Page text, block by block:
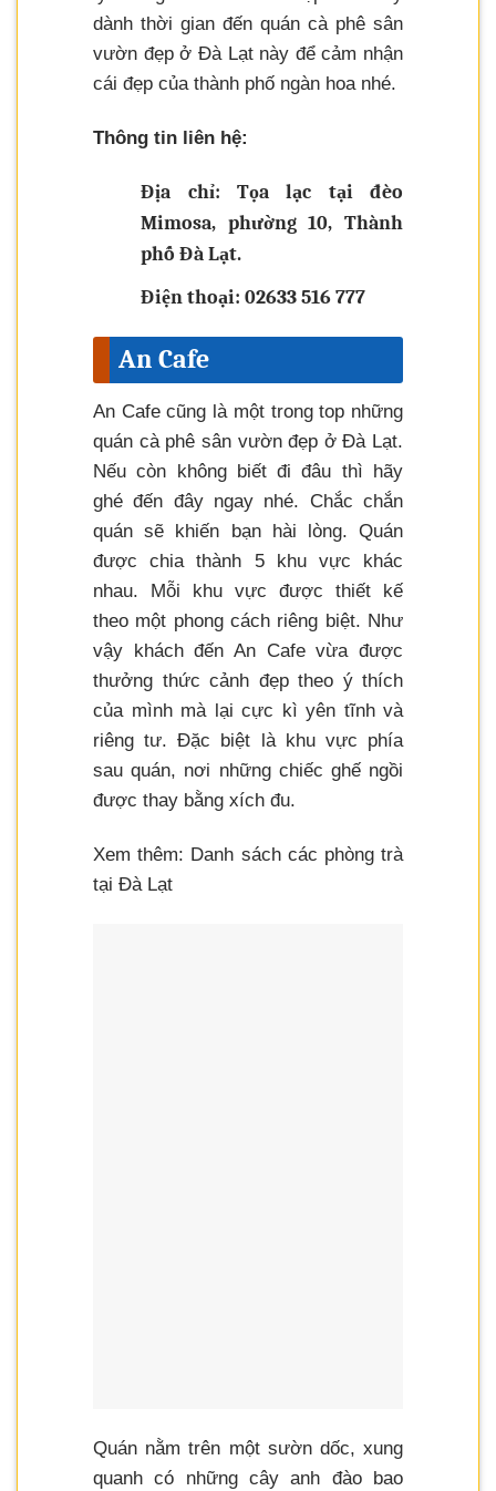
dành thời gian đến quán cà phê sân
vườn đẹp ở Đà Lạt này để cảm nhận
cái đẹp của thành phố ngàn hoa nhé.
Thông tin liên hệ:
Địa chỉ: Tọa lạc tại đèo
Mimosa, phường 10, Thành
phố Đà Lạt.
Điện thoại: 02633 516 777
An Cafe
An Cafe cũng là một trong top những
quán cà phê sân vườn đẹp ở Đà Lạt.
Nếu còn không biết đi đâu thì hãy
ghé đến đây ngay nhé. Chắc chắn
quán sẽ khiến bạn hài lòng. Quán
được chia thành 5 khu vực khác
nhau. Mỗi khu vực được thiết kế
theo một phong cách riêng biệt. Như
vậy khách đến An Cafe vừa được
thưởng thức cảnh đẹp theo ý thích
của mình mà lại cực kì yên tĩnh và
riêng tư. Đặc biệt là khu vực phía
sau quán, nơi những chiếc ghế ngồi
được thay bằng xích đu.
Xem thêm: Danh sách các phòng trà
tại Đà Lạt
Quán nằm trên một sườn dốc, xung
quanh có những cây anh đào bao